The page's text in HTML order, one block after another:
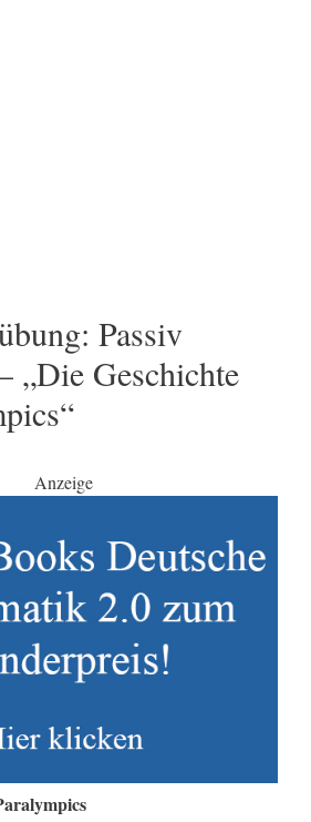
Passiv
„Die Geschichte
Anzeige